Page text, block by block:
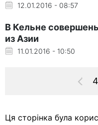
12.01.2016 - 08:57
В Кельне
из Азии
11.01.2016 - 10:50
Ця сторінка була